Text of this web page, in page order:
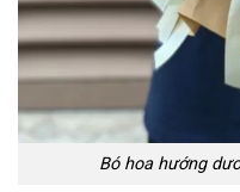
Bó hoa hướng